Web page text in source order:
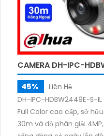
CAMERA DH-IPC-
45%
Liên Hệ
DH-IPC-HDBW2449E-S-
Full Color cao cấp, sở
30m và độ phân giải